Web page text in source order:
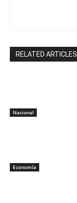
RELATED ARTICLES
Nacional
Economía